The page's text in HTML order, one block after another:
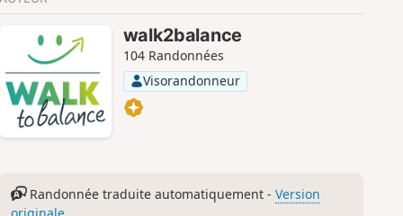
r
walk2balance
104 Randonnées
Visorandonneur
Randonnée traduite automatiquement -Version
originale